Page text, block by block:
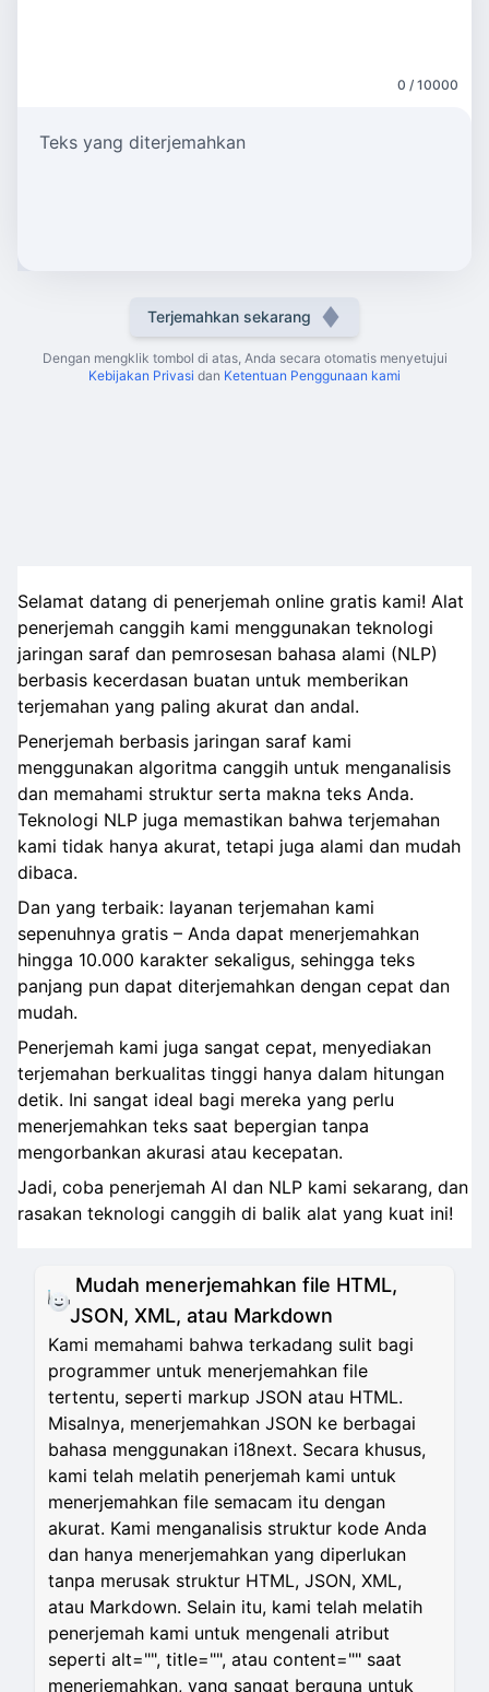
0 / 10000
Teks yang diterjemahkan
Terjemahkan sekarang
Dengan mengklik tombol di atas, Anda secara otomatis menyetujui
Kebijakan Privasi dan Ketentuan Penggunaan kami
Selamat datang di penerjemah online gratis kami! Alat
penerjemah canggih kami menggunakan teknologi
jaringan saraf dan pemrosesan bahasa alami (NLP)
berbasis kecerdasan buatan untuk memberikan
terjemahan yang paling akurat dan andal.
Penerjemah berbasis jaringan saraf kami
menggunakan algoritma canggih untuk menganalisis
dan memahami struktur serta makna teks Anda.
Teknologi NLP juga memastikan bahwa terjemahan
kami tidak hanya akurat, tetapi juga alami dan mudah
dibaca.
Dan yang terbaik: layanan terjemahan kami
sepenuhnya gratis – Anda dapat menerjemahkan
hingga 10.000 karakter sekaligus, sehingga teks
panjang pun dapat diterjemahkan dengan cepat dan
mudah.
Penerjemah kami juga sangat cepat, menyediakan
terjemahan berkualitas tinggi hanya dalam hitungan
detik. Ini sangat ideal bagi mereka yang perlu
menerjemahkan teks saat bepergian tanpa
mengorbankan akurasi atau kecepatan.
Jadi, coba penerjemah AI dan NLP kami sekarang, dan
rasakan teknologi canggih di balik alat yang kuat ini!
Mudah menerjemahkan file HTML,
JSON, XML, atau Markdown
Kami memahami bahwa terkadang sulit bagi
programmer untuk menerjemahkan file
tertentu, seperti markup JSON atau HTML.
Misalnya, menerjemahkan JSON ke berbagai
bahasa menggunakan i18next. Secara khusus,
kami telah melatih penerjemah kami untuk
menerjemahkan file semacam itu dengan
akurat. Kami menganalisis struktur kode Anda
dan hanya menerjemahkan yang diperlukan
tanpa merusak struktur HTML, JSON, XML,
atau Markdown. Selain itu, kami telah melatih
penerjemah kami untuk mengenali atribut
seperti alt="", title="", atau content="" saat
menerjemahkan, yang sangat berguna untuk